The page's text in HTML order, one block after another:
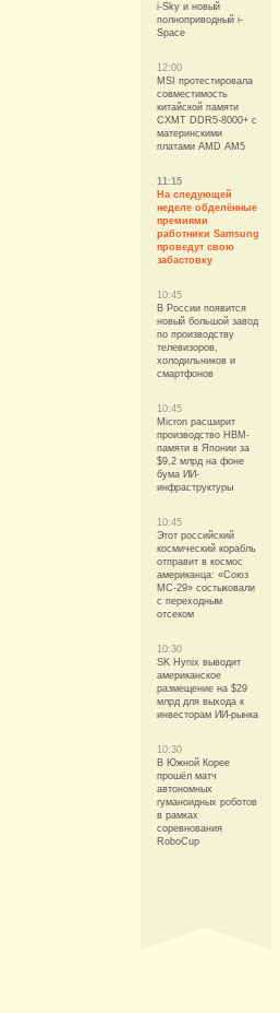
i-Sky и новый
полноприводный i-
Space
12:00
MSI протестировала
совместимость
китайской памяти
CXMT DDR5-8000+ с
материнскими
платами AMD AM5
11:15
На следующей
неделе обделённые
премиями
работники Samsung
проведут свою
забастовку
10:45
В России появится
новый большой завод
по производству
телевизоров,
холодильников и
смартфонов
10:45
Micron расширит
производство HBM-
памяти в Японии за
$9,2 млрд на фоне
бума ИИ-
инфраструктуры
10:45
Этот российский
космический корабль
отправит в космос
американца: «Союз
МС-29» состыковали
с переходным
отсеком
10:30
SK Hynix выводит
американское
размещение на $29
млрд для выхода к
инвесторам ИИ-рынка
10:30
В Южной Корее
прошёл матч
автономных
гуманоидных роботов
в рамках
соревнования
RoboCup